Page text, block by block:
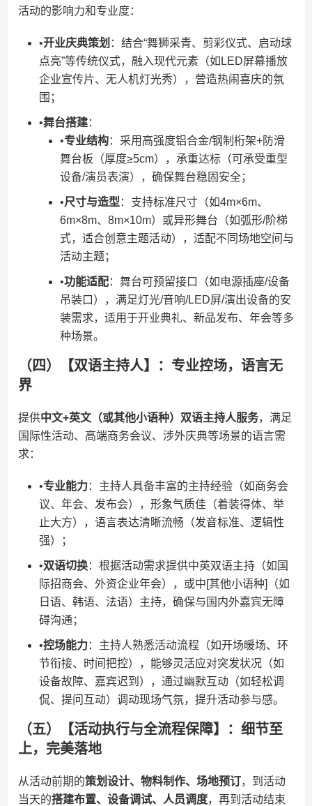
活动的影响力和专业度：
•​​开业庆典策划​ ​：结合“舞狮采青、剪彩仪式、启动球
点亮”等传统仪式，融入现代元素（如LED屏幕播放
企业宣传片、无人机灯光秀），营造热闹喜庆的氛
围；
•​​舞台搭建​​：
•​​专业结构​​：采用高强度铝合金/钢制桁架+防滑
舞台板（厚度≥5cm），承重达标（可承受重型
设备/演员表演），确保舞台稳固安全；
•​​尺寸与造型​​：支持标准尺寸（如4m×6m、
6m×8m、8m×10m）或异形舞台（如弧形/阶梯
式，适合创意主题活动），适配不同场地空间与
活动主题；
•​​功能适配​​：舞台可预留接口（如电源插座/设备
吊装口），满足灯光/音响/LED屏/演出设备的安
装需求，适用于开业典礼、新品发布、年会等多
种场景。
（四）【双语主持人】：专业控场，语言无
界
提供​​中文+英文（或其他小语种）双语主持人服务​​，满足
国际性活动、高端商务会议、涉外庆典等场景的语言需
求：
•​​专业能力​​：主持人具备丰富的主持经验（如商务会
议、年会、发布会），形象气质佳（着装得体、举
止大方），语言表达清晰流畅（发音标准、逻辑性
强）；
•​​双语切换​​：根据活动需求提供中英双语主持（如国
际招商会、外资企业年会），或中[其他小语种]（如
日语、韩语、法语）主持，确保与国内外嘉宾无障
碍沟通；
•​​控场能力​​：主持人熟悉活动流程（如开场暖场、环
节衔接、时间把控），能够灵活应对突发状况（如
设备故障、嘉宾迟到），通过幽默互动（如轻松调
侃、提问互动）调动现场气氛，提升活动参与感。
（五）【活动执行与全流程保障】：细节至
上，完美落地
从活动前期的​​策划设计、物料制作、场地预订​​，到活动
当天的​​搭建布置、设备调试、人员调度​​，再到活动结束